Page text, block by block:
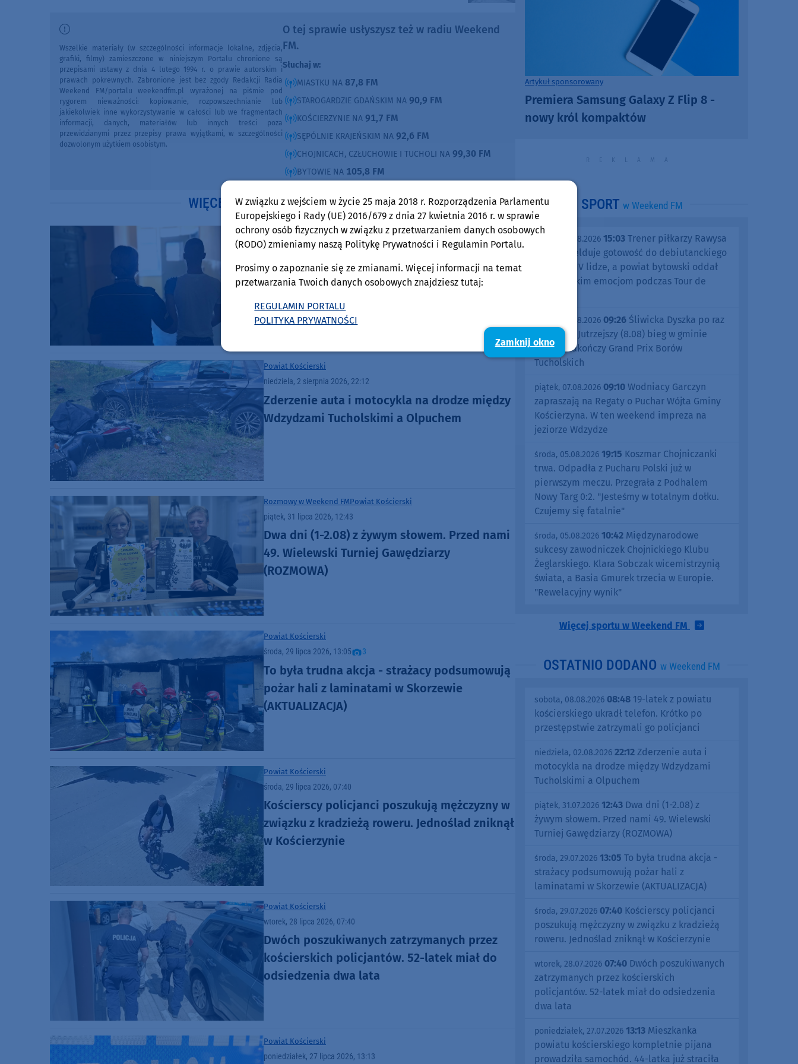
O tej sprawie usłyszysz też w radiu Weekend
FM.
Słuchaj w:
MIASTKU NA 87,8 FM
STAROGARDZIE GDAŃSKIM NA 90,9 FM
KOŚCIERZYNIE NA 91,7 FM
SĘPÓLNIE KRAJEŃSKIM NA 92,6 FM
CHOJNICACH, CZŁUCHOWIE I TUCHOLI NA 99,30 FM
BYTOWIE NA 105,8 FM
Wszelkie materiały (w szczególności informacje lokalne, zdjęcia,
grafiki, filmy) zamieszczone w niniejszym Portalu chronione są
przepisami ustawy z dnia 4 lutego 1994 r. o prawie autorskim i
prawach pokrewnych. Zabronione jest bez zgody Redakcji Radia
Weekend FM/portalu weekendfm.pl wyrażonej na piśmie pod
rygorem nieważności: kopiowanie, rozpowszechnianie lub
jakiekolwiek inne wykorzystywanie w całości lub we fragmentach
informacji, danych, materiałów lub innych treści poza
przewidzianymi przez przepisy prawa wyjątkami, w szczególności
dozwolonym użytkiem osobistym.
WIĘCEJ WIADOMOŚCIw Weekend FM
Powiat Kościerski
sobota, 8 sierpnia 2026, 08:48
19-latek z powiatu kościerskiego ukradł
telefon. Krótko po przestępstwie zatrzymali
go policjanci
Powiat Kościerski
niedziela, 2 sierpnia 2026, 22:12
Zderzenie auta i motocykla na drodze między
Wdzydzami Tucholskimi a Olpuchem
Rozmowy w Weekend FMPowiat Kościerski
piątek, 31 lipca 2026, 12:43
Dwa dni (1-2.08) z żywym słowem. Przed nami
49. Wielewski Turniej Gawędziarzy
(ROZMOWA)
Powiat Kościerski
środa, 29 lipca 2026, 13:05 3
To była trudna akcja - strażacy podsumowują
pożar hali z laminatami w Skorzewie
(AKTUALIZACJA)
Powiat Kościerski
środa, 29 lipca 2026, 07:40
Kościerscy policjanci poszukują mężczyzny w
związku z kradzieżą roweru. Jednoślad zniknął
w Kościerzynie
Powiat Kościerski
wtorek, 28 lipca 2026, 07:40
Dwóch poszukiwanych zatrzymanych przez
kościerskich policjantów. 52-latek miał do
odsiedzenia dwa lata
Powiat Kościerski
poniedziałek, 27 lipca 2026, 13:13
Artykuł sponsorowany
Premiera Samsung Galaxy Z Flip 8 -
nowy król kompaktów
SPORT w Weekend FM
piątek, 07.08.2026 15:03 Trener piłkarzy Rawysa
Raciąż melduje gotowość do debiutanckiego
sezonu w IV lidze, a powiat bytowski oddał
się kolarskim emocjom podczas Tour de
piątek, 07.08.2026 09:26 Śliwicka Dyszka po raz
dziesiąty. Jutrzejszy (8.08) bieg w gminie
Śliwice zakończy Grand Prix Borów
Tucholskich
piątek, 07.08.2026 09:10 Wodniacy Garczyn
zapraszają na Regaty o Puchar Wójta Gminy
Kościerzyna. W ten weekend impreza na
jeziorze Wdzydze
środa, 05.08.2026 19:15 Koszmar Chojniczanki
trwa. Odpadła z Pucharu Polski już w
pierwszym meczu. Przegrała z Podhalem
Nowy Targ 0:2. "Jesteśmy w totalnym dołku.
Czujemy się fatalnie"
środa, 05.08.2026 10:42 Międzynarodowe
sukcesy zawodniczek Chojnickiego Klubu
Żeglarskiego. Klara Sobczak wicemistrzynią
świata, a Basia Gmurek trzecia w Europie.
"Rewelacyjny wynik"
Więcej sportu w Weekend FM
OSTATNIO DODANO w Weekend FM
sobota, 08.08.2026 08:48 19-latek z powiatu
kościerskiego ukradł telefon. Krótko po
przestępstwie zatrzymali go policjanci
niedziela, 02.08.2026 22:12 Zderzenie auta i
motocykla na drodze między Wdzydzami
Tucholskimi a Olpuchem
piątek, 31.07.2026 12:43 Dwa dni (1-2.08) z
żywym słowem. Przed nami 49. Wielewski
Turniej Gawędziarzy (ROZMOWA)
środa, 29.07.2026 13:05 To była trudna akcja -
strażacy podsumowują pożar hali z
laminatami w Skorzewie (AKTUALIZACJA)
środa, 29.07.2026 07:40 Kościerscy policjanci
poszukują mężczyzny w związku z kradzieżą
roweru. Jednoślad zniknął w Kościerzynie
wtorek, 28.07.2026 07:40 Dwóch poszukiwanych
zatrzymanych przez kościerskich
policjantów. 52-latek miał do odsiedzenia
dwa lata
poniedziałek, 27.07.2026 13:13 Mieszkanka
powiatu kościerskiego kompletnie pijana
prowadziła samochód. 44-latka już straciła
W związku z wejściem w życie 25 maja 2018 r. Rozporządzenia Parlamentu
Europejskiego i Rady (UE) 2016/679 z dnia 27 kwietnia 2016 r. w sprawie
ochrony osób fizycznych w związku z przetwarzaniem danych osobowych
(RODO) zmieniamy naszą Politykę Prywatności i Regulamin Portalu.
Prosimy o zapoznanie się ze zmianami. Więcej informacji na temat
przetwarzania Twoich danych osobowych znajdziesz tutaj:
REGULAMIN PORTALU
POLITYKA PRYWATNOŚCI
Zamknij okno